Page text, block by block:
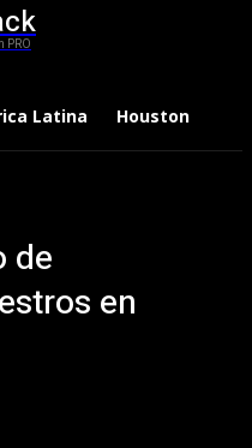
PRO
Latina Houston
de
en